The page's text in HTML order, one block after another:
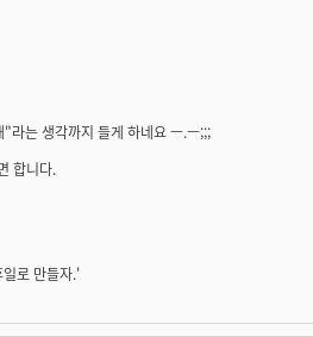
라는 생각까지 들게 하네요 ㅡ.ㅡ;;;
합니다.
로 만들자.'